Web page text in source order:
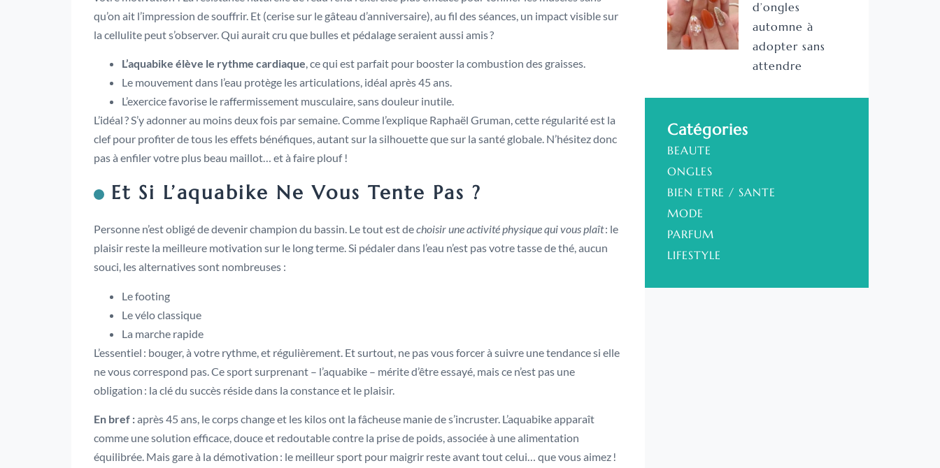
qu’on ait l’impression de souffrir. Et (cerise sur le gâteau d’anniversaire), au fil des séances, un impact visible sur
la cellulite peut s’observer. Qui aurait cru que bulles et pédalage seraient aussi amis ?
L’aquabike élève le rythme cardiaque, ce qui est parfait pour booster la combustion des graisses.
Le mouvement dans l’eau protège les articulations, idéal après 45 ans.
L’exercice favorise le raffermissement musculaire, sans douleur inutile.
L’idéal ? S’y adonner au moins deux fois par semaine. Comme l’explique Raphaël Gruman, cette régularité est la
clef pour profiter de tous les effets bénéfiques, autant sur la silhouette que sur la santé globale. N’hésitez donc
pas à enfiler votre plus beau maillot… et à faire plouf !
Et Si L’aquabike Ne Vous Tente Pas ?
Personne n’est obligé de devenir champion du bassin. Le tout est dechoisir une activité physique qui vous plaît: le
plaisir reste la meilleure motivation sur le long terme. Si pédaler dans l’eau n’est pas votre tasse de thé, aucun
souci, les alternatives sont nombreuses :
Le footing
Le vélo classique
La marche rapide
L’essentiel : bouger, à votre rythme, et régulièrement. Et surtout, ne pas vous forcer à suivre une tendance si elle
ne vous correspond pas. Ce sport surprenant – l’aquabike – mérite d’être essayé, mais ce n’est pas une
obligation : la clé du succès réside dans la constance et le plaisir.
En bref :après 45 ans, le corps change et les kilos ont la fâcheuse manie de s’incruster. L’aquabike apparaît
comme une solution efficace, douce et redoutable contre la prise de poids, associée à une alimentation
équilibrée. Mais gare à la démotivation : le meilleur sport pour maigrir reste avant tout celui… que vous aimez !
d’ongles
automne à
adopter sans
attendre
Catégories
BEAUTE
ONGLES
BIEN ETRE / SANTE
MODE
PARFUM
LIFESTYLE